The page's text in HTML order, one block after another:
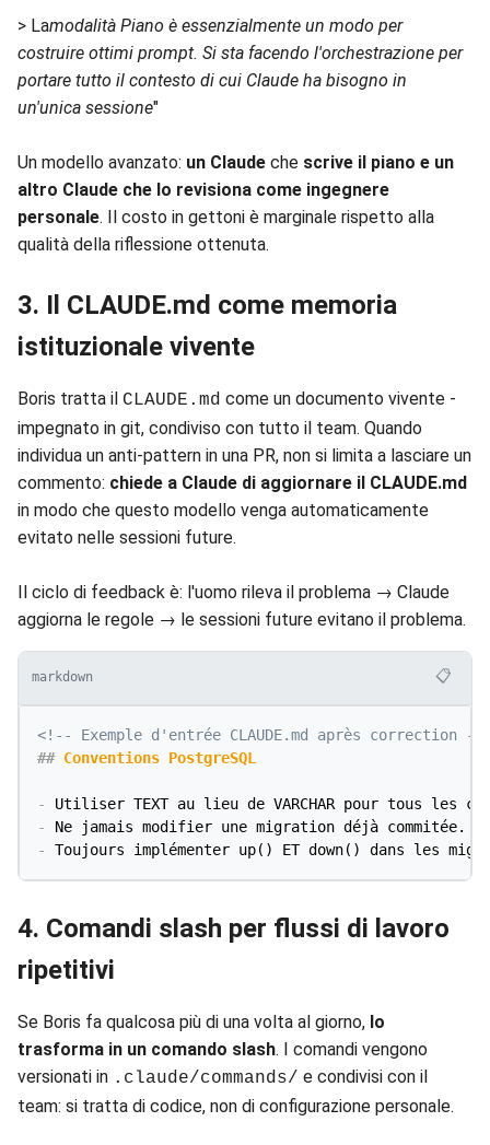
> Lamodalità Piano è essenzialmente un modo per
costruire ottimi prompt. Si sta facendo l'orchestrazione per
portare tutto il contesto di cui Claude ha bisogno in
un'unica sessione"
Un modello avanzato: un Claude che scrive il piano e un
altro Claude che lo revisiona come ingegnere
personale. Il costo in gettoni è marginale rispetto alla
qualità della riflessione ottenuta.
3. Il CLAUDE.md come memoria
istituzionale vivente
Boris tratta il CLAUDE.md come un documento vivente -
impegnato in git, condiviso con tutto il team. Quando
individua un anti-pattern in una PR, non si limita a lasciare un
commento: chiede a Claude di aggiornare il CLAUDE.md
in modo che questo modello venga automaticamente
evitato nelle sessioni future.
Il ciclo di feedback è: l'uomo rileva il problema → Claude
aggiorna le regole → le sessioni future evitano il problema.
markdown 📋
<!-- Exemple d'entrée CLAUDE.md après correction --
## Conventions PostgreSQL
-
-
-
4. Comandi slash per flussi di lavoro
ripetitivi
Se Boris fa qualcosa più di una volta al giorno, lo
trasforma in un comando slash. I comandi vengono
versionati in .claude/commands/ e condivisi con il
team: si tratta di codice, non di configurazione personale.